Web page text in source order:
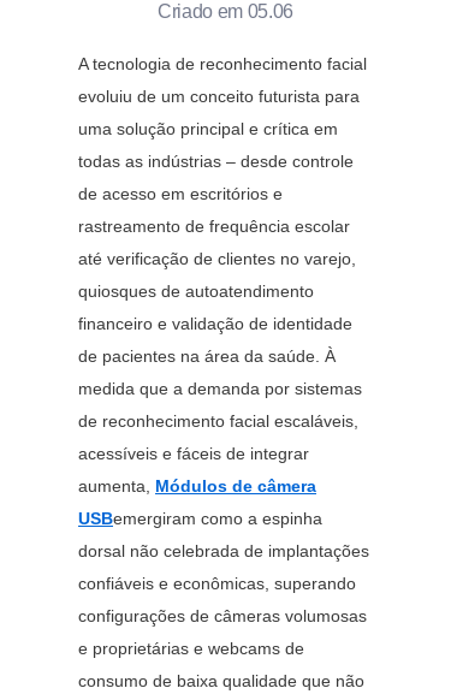
Criado em 05.06
A tecnologia de reconhecimento facial
evoluiu de um conceito futurista para
uma solução principal e crítica em
todas as indústrias – desde controle
de acesso em escritórios e
rastreamento de frequência escolar
até verificação de clientes no varejo,
quiosques de autoatendimento
financeiro e validação de identidade
de pacientes na área da saúde. À
medida que a demanda por sistemas
de reconhecimento facial escaláveis,
acessíveis e fáceis de integrar
aumenta, Módulos de câmera
USBemergiram como a espinha
dorsal não celebrada de implantações
confiáveis e econômicas, superando
configurações de câmeras volumosas
e proprietárias e webcams de
consumo de baixa qualidade que não